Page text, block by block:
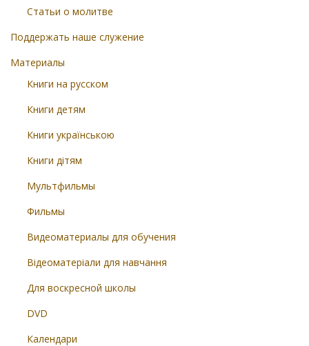
Статьи о молитве
Поддержать наше служение
Материалы
Книги на русском
Книги детям
Книги українською
Книги дітям
Мультфильмы
Фильмы
Видеоматериалы для обучения
Відеоматеріали для навчання
Для воскресной школы
DVD
Календари